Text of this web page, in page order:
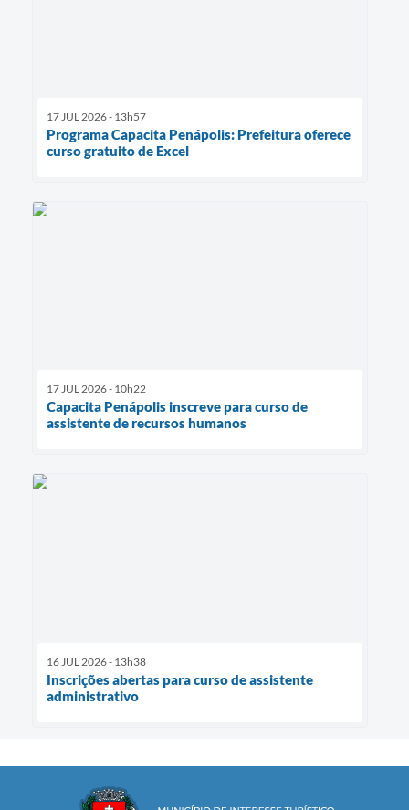
17 JUL 2026 - 13h57
Programa Capacita Penápolis: Prefeitura oferece
curso gratuito de Excel
17 JUL 2026 - 10h22
Capacita Penápolis inscreve para curso de
assistente de recursos humanos
16 JUL 2026 - 13h38
Inscrições abertas para curso de assistente
administrativo